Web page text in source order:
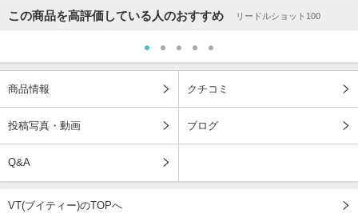
この商品を高評価している人のおすすめ リードルショット100
商品情報 クチコミ
投稿写真・動画 ブログ
Q&A
VT(ブイティー)のTOPへ